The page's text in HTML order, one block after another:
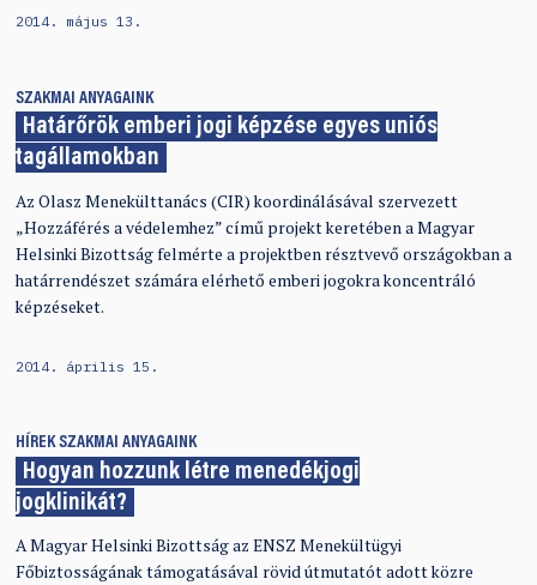
2014. május 13.
SZAKMAI ANYAGAINK
Határőrök emberi jogi képzése egyes uniós
tagállamokban
Az Olasz Menekülttanács (CIR) koordinálásával szervezett
„Hozzáférés a védelemhez” című projekt keretében a Magyar
Helsinki Bizottság felmérte a projektben résztvevő országokban a
határrendészet számára elérhető emberi jogokra koncentráló
képzéseket.
2014. április 15.
HÍREK SZAKMAI ANYAGAINK
Hogyan hozzunk létre menedékjogi
jogklinikát?
A Magyar Helsinki Bizottság az ENSZ Menekültügyi
Főbiztosságának támogatásával rövid útmutatót adott közre